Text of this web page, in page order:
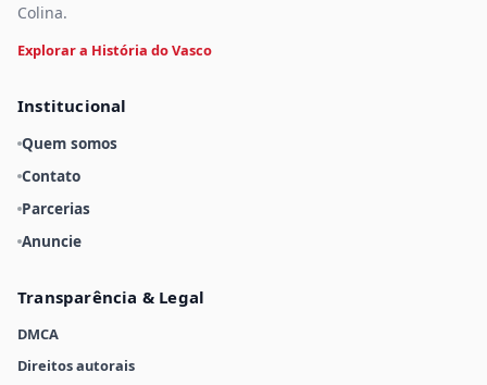
Colina.
Explorar a História do Vasco
Institucional
Quem somos
Contato
Parcerias
Anuncie
Transparência & Legal
DMCA
Direitos autorais